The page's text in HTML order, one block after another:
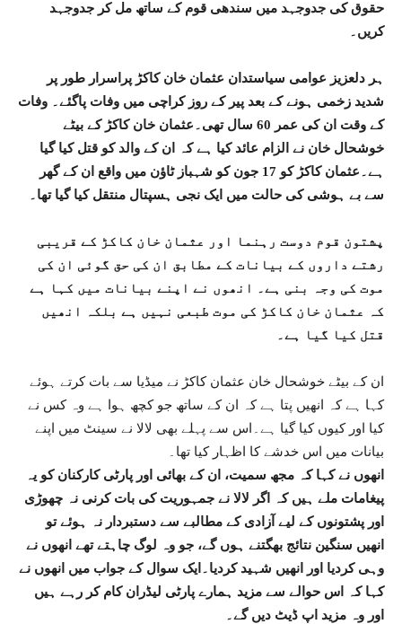
حقوق کی جدوجہد میں سندھی قوم کے ساتھ مل کر جدوجہد
کریں۔
ہر دلعزیز عوامی سیاستدان عثمان خان کاکڑ پراسرار طور پر
شدید زخمی ہونے کے بعد پیر کے روز کراچی میں وفات پاگئے۔ وفات
کے وقت ان کی عمر 60 سال تھی۔عثمان خان کاکڑ کے بیٹے
خوشحال خان نے الزام عائد کیا ہے کہ ان کے والد کو قتل کیا گیا
ہے۔عثمان کاکڑ کو 17 جون کو شہباز ٹاؤن میں واقع ان کے گھر
سے بے ہوشی کی حالت میں ایک نجی ہسپتال منتقل کیا گیا تھا۔
پشتون قوم دوست رہنما اور عثمان خان کاکڑ کے قریبی
رشتے داروں کے بیانات کے مطابق ان کی حق گوئی ان کی
موت کی وجہ بنی ہے۔ انھوں نے اپنے بیانات میں کہا ہے
کہ عثمان خان کاکڑ کی موت طبعی نہیں ہے بلکہ انھیں
قتل کیا گیا ہے۔
ان کے بیٹے خوشحال خان عثمان کاکڑ نے میڈیا سے بات کرتے ہوئے
کہا ہے کہ انھیں پتا ہے کہ ان کے ساتھ جو کچھ ہوا ہے وہ کس نے
کیا اور کیوں کیا گیا ہے۔اس سے پہلے بھی لالا نے سینٹ میں اپنے
بیانات میں اس خدشے کا اظہار کیا تھا۔
انھوں نے کہا کہ مجھ سمیت، ان کے بھائی اور پارٹی کارکنان کو یہ
پیغامات ملے ہیں کہ اگر لالا نے جمہوریت کی بات کرنی نہ چھوڑی
اور پشتونوں کے لیے آزادی کے مطالبے سے دستبردار نہ ہوئے تو
انھیں سنگین نتائج بھگتنے ہوں گے، جو وہ لوگ چاہتے تھے انھوں نے
وہی کردیا اور انھیں شہید کردیا۔ایک سوال کے جواب میں انھوں نے
کہا کہ اس حوالے سے مزید ہمارے پارٹی لیڈران کام کر رہے ہیں
اور وہ مزید اپ ڈیٹ دیں گے۔